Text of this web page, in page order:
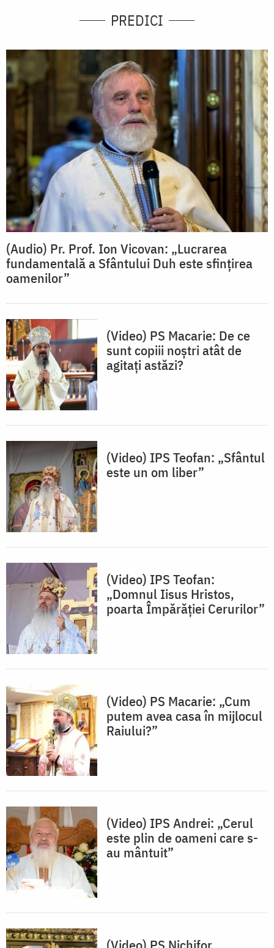
PREDICI
(Audio) Pr. Prof. Ion Vicovan: „Lucrarea
fundamentală a Sfântului Duh este sfințirea
oamenilor”
(Video) PS Macarie: De ce
sunt copiii noștri atât de
agitați astăzi?
(Video) IPS Teofan: „Sfântul
este un om liber”
(Video) IPS Teofan:
„Domnul Iisus Hristos,
poarta Împărăției Cerurilor”
(Video) PS Macarie: „Cum
putem avea casa în mijlocul
Raiului?”
(Video) IPS Andrei: „Cerul
este plin de oameni care s-
au mântuit”